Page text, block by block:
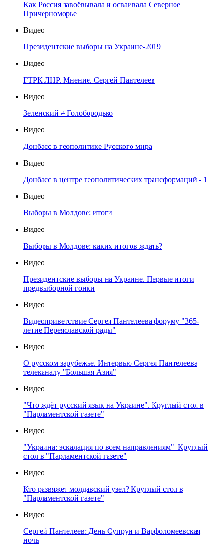
Как Россия завоёвывала и осваивала Северное
Причерноморье
Видео
Президентские выборы на Украине-2019
Видео
ГТРК ЛНР. Мнение. Сергей Пантелеев
Видео
Зеленский ≠ Голобородько
Видео
Донбасс в геополитике Русского мира
Видео
Донбасс в центре геополитических трансформаций - 1
Видео
Выборы в Молдове: итоги
Видео
Выборы в Молдове: каких итогов ждать?
Видео
Президентские выборы на Украине. Первые итоги
предвыборной гонки
Видео
Видеоприветствие Сергея Пантелеева форуму "365-
летие Переяславской рады"
Видео
О русском зарубежье. Интервью Сергея Пантелеева
телеканалу "Большая Азия"
Видео
"Что ждёт русский язык на Украине". Круглый стол в
"Парламентской газете"
Видео
"Украина: эскалация по всем направлениям". Круглый
стол в "Парламентской газете"
Видео
Кто развяжет молдавский узел? Круглый стол в
"Парламентской газете"
Видео
Сергей Пантелеев: День Супрун и Варфоломеевская
ночь